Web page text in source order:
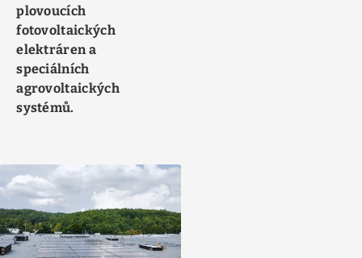
plovoucích
fotovoltaických
elektráren a
speciálních
agrovoltaických
systémů.